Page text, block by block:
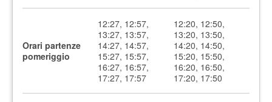
Orari partenze
pomeriggio
12:27, 12:57,
13:27, 13:57,
14:27, 14:57,
15:27, 15:57,
16:27, 16:57,
17:27, 17:57
12:20, 12:50,
13:20, 13:50,
14:20, 14:50,
15:20, 15:50,
16:20, 16:50,
17:20, 17:50